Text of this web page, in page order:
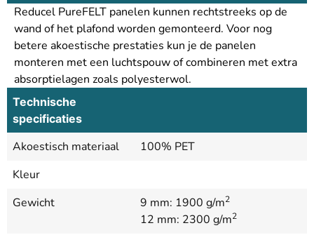
Reducel PureFELT panelen kunnen rechtstreeks op de
wand of het plafond worden gemonteerd. Voor nog
betere akoestische prestaties kun je de panelen
monteren met een luchtspouw of combineren met extra
absorptielagen zoals polyesterwol.
Technische
specificaties
Akoestisch materiaal
100% PET
Kleur
Gewicht
9 mm: 1900 g/m2
12 mm: 2300 g/m2